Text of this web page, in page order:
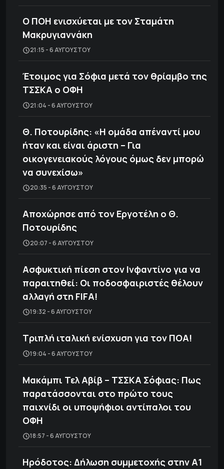
Ο ΠΟΗ ενισχύεται με τον Σταμάτη
Μακρυγιαννάκη
21:15 - 6 ΑΥΓΟΎΣΤΟΥ
Έτοιμος για Σόφια μετά τον θρίαμβο της
ΤΣΣΚΑ ο ΟΦΗ
21:04 - 6 ΑΥΓΟΎΣΤΟΥ
Θ. Ποτουρίδης: «Η ομάδα απέναντί μου
ήταν και είναι άριστη – Για
οικογενειακούς λόγους όμως δεν μπορώ
να συνεχίσω»
20:35 - 6 ΑΥΓΟΎΣΤΟΥ
Αποχώρησε από τον Εργοτέλη ο Θ.
Ποτουρίδης
20:07 - 6 ΑΥΓΟΎΣΤΟΥ
Ασφυκτική πίεση στον Ινφαντίνο για να
παραιτηθεί: Οι ποδοσφαιριστές θέλουν
αλλαγή στη FIFA!
19:32 - 6 ΑΥΓΟΎΣΤΟΥ
Τριπλή ιταλική ενίσχυση για τον ΠΟΑ!
19:04 - 6 ΑΥΓΟΎΣΤΟΥ
Μακάμπι Τελ Αβίβ – ΤΣΣΚΑ Σόφιας: Πως
παρατάσσονται στο πρώτο τους
παιχνίδι οι υποψήφιοι αντίπαλοι του
ΟΦΗ
18:57 - 6 ΑΥΓΟΎΣΤΟΥ
Ηρόδοτος: Δήλωση συμμετοχής στην Α1